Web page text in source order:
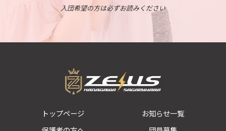
入団希望の方は必ずお読みください
トップページ
お知らせ一覧